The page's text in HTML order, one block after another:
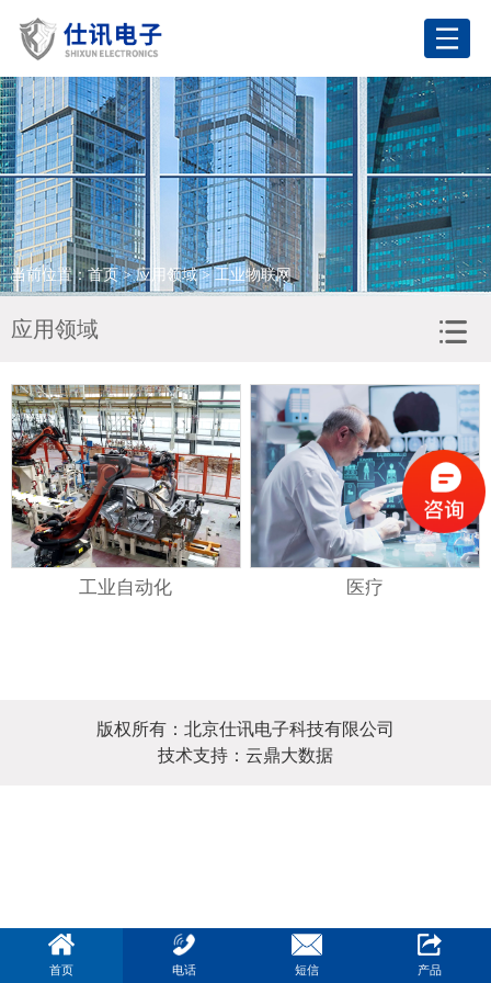
网站首页
关于我们
产品展示
应用领域
联系我们
语言
当前位置：首页>应用领域> 工业物联网
应用领域
工业自动化 医疗
版权所有：北京仕讯电子科技有限公司
技术支持：云鼎大数据
首页 电话 短信 产品